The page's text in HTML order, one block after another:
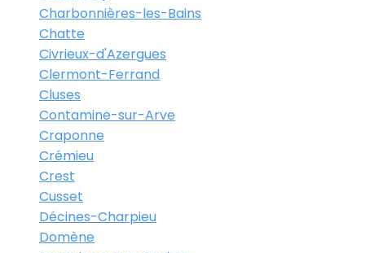
Charbonnières-les-Bains
Chatte
Civrieux-d'Azergues
Clermont-Ferrand
Cluses
Contamine-sur-Arve
Craponne
Crémieu
Crest
Cusset
Décines-Charpieu
Domène